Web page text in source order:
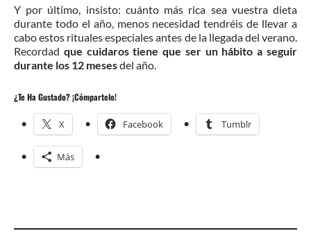
Y por último, insisto: cuánto más rica sea vuestra dieta
durante todo el año, menos necesidad tendréis de llevar a
cabo estos rituales especiales antes de la llegada del verano.
Recordad que cuidaros tiene que ser un hábito a seguir
durante los 12 mesesdel año.
¿Te Ha Gustado? ¡Cómpartelo!
X Facebook Tumblr
Más